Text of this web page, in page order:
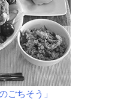
ごちそう」